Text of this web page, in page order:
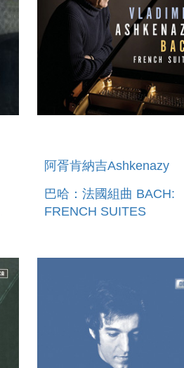
阿胥肯納吉Ashkenazy
巴哈：法國組曲 BACH:
FRENCH SUITES